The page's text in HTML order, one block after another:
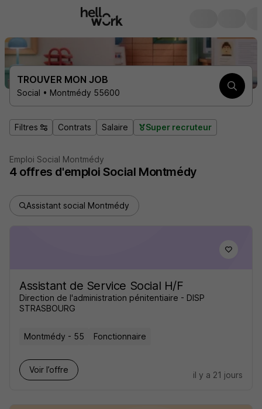
TROUVER MON JOB
Social • Montmédy 55600
Filtres Contrats Salaire Super recruteur
Emploi Social Montmédy
4 offres d'emploi Social Montmédy
Assistant social Montmédy
Assistant de Service Social H/F
Direction de l'administration pénitentiaire - DISP
STRASBOURG
Montmédy - 55 Fonctionnaire
Voir l’offre
il y a 21 jours